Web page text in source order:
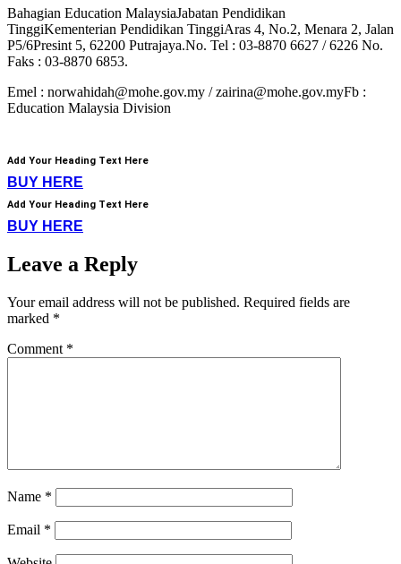
Bahagian Education MalaysiaJabatan Pendidikan
TinggiKementerian Pendidikan TinggiAras 4, No.2, Menara 2, Jalan
P5/6Presint 5, 62200 Putrajaya.No. Tel : 03-8870 6627 / 6226 No.
Faks : 03-8870 6853.
Emel : norwahidah@mohe.gov.my / zairina@mohe.gov.myFb :
Education Malaysia Division
Add Your Heading Text Here
BUY HERE
Add Your Heading Text Here
BUY HERE
Leave a Reply
Your email address will not be published. Required fields are
marked *
Comment *
Name *
Email *